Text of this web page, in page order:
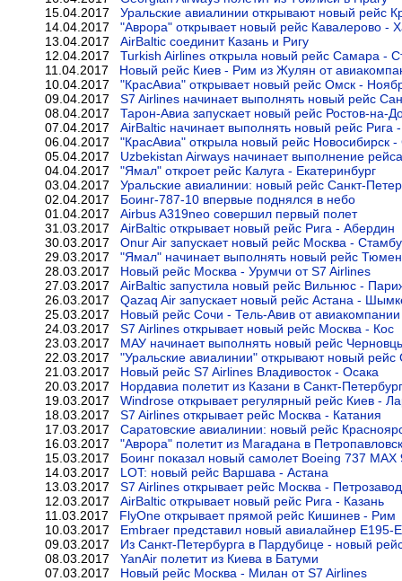
15.04.2017 Уральские авиалинии открывают новый рейс
14.04.2017 "Аврора" открывает новый рейс Кавалерово -
13.04.2017 AirBaltic соединит Казань и Ригу
12.04.2017 Turkish Airlines открыла новый рейс Самара -
11.04.2017 Новый рейс Киев - Рим из Жулян от
10.04.2017 "КрасАвиа" открывает новый рейс Омск -
09.04.2017 S7 Airlines начинает выполнять новый рейс
08.04.2017 Тарон-Авиа запускает новый рейс Ростов-на-
07.04.2017 AirBaltic начинает выполнять новый рейс Рига
06.04.2017 "КрасАвиа" открыла новый рейс Новосибирск
05.04.2017 Uzbekistan Airways начинает выполнение
04.04.2017 "Ямал" откроет рейс Калуга - Екатеринбург
03.04.2017 Уральские авиалинии: новый рейс Санкт-
02.04.2017 Боинг-787-10 впервые поднялся в небо
01.04.2017 Airbus A319neo совершил первый полет
31.03.2017 AirBaltic открывает новый рейс Рига - Абердин
30.03.2017 Onur Air запускает новый рейс Москва -
29.03.2017 "Ямал" начинает выполнять новый рейс
28.03.2017 Новый рейс Москва - Урумчи от S7 Airlines
27.03.2017 AirBaltic запустила новый рейс Вильнюс -
26.03.2017 Qazaq Air запускает новый рейс Астана -
25.03.2017 Новый рейс Сочи - Тель-Авив от
24.03.2017 S7 Airlines открывает новый рейс Москва - Кос
23.03.2017 МАУ начинает выполнять новый рейс
22.03.2017 "Уральские авиалинии" открывают новый
21.03.2017 Новый рейс S7 Airlines Владивосток - Осака
20.03.2017 Нордавиа полетит из Казани в Санкт-Петербург
19.03.2017 Windrose открывает регулярный рейс Киев -
18.03.2017 S7 Airlines открывает рейс Москва - Катания
17.03.2017 Саратовские авиалинии: новый рейс
16.03.2017 "Аврора" полетит из Магадана в
15.03.2017 Боинг показал новый самолет Boeing 737 MAX
14.03.2017 LOT: новый рейс Варшава - Астана
13.03.2017 S7 Airlines открывает рейс Москва -
12.03.2017 AirBaltic открывает новый рейс Рига - Казань
11.03.2017 FlyOne открывает прямой рейс Кишинев - Рим
10.03.2017 Embraer представил новый авиалайнер E195-
09.03.2017 Из Санкт-Петербурга в Пардубице - новый
08.03.2017 YanAir полетит из Киева в Батуми
07.03.2017 Новый рейс Москва - Милан от S7 Airlines